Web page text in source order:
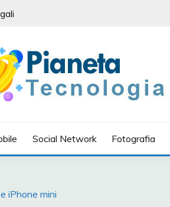
Social Network Fotografia
iPhone mini